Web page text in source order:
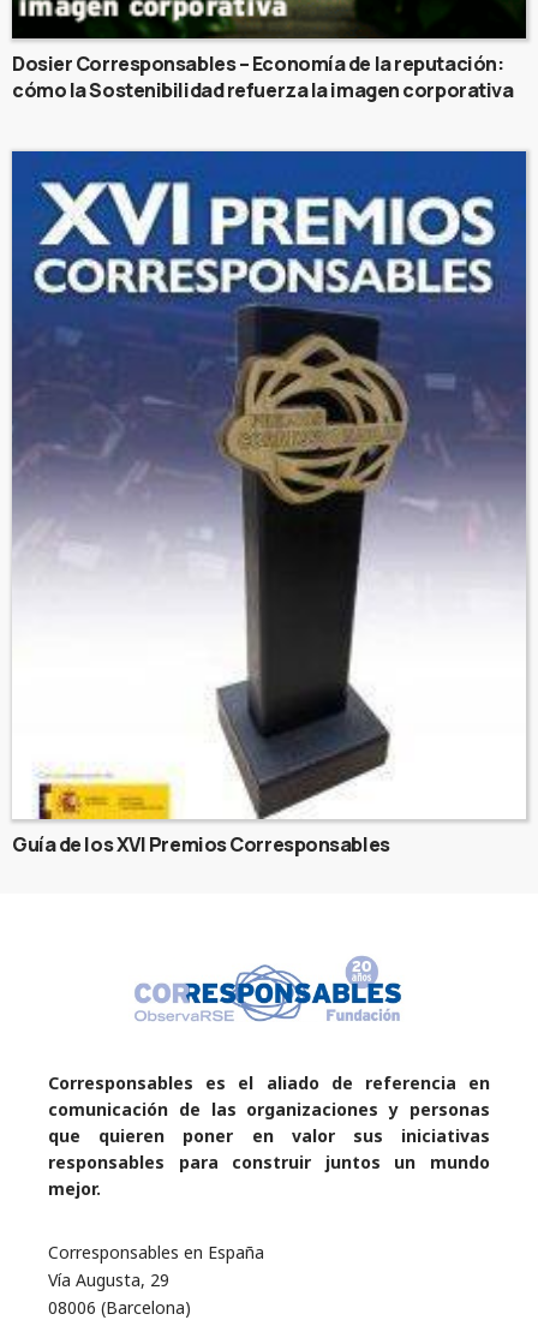
Dosier Corresponsables – Economía de la reputación:
cómo la Sostenibilidad refuerza la imagen corporativa
Guía de los XVI Premios Corresponsables
Corresponsables es el aliado de referencia en
comunicación de las organizaciones y personas
que quieren poner en valor sus iniciativas
responsables para construir juntos un mundo
mejor.
Corresponsables en España
Vía Augusta, 29
08006 (Barcelona)